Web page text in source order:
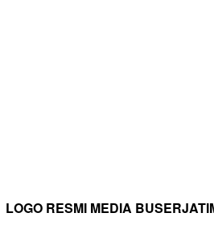
LOGO RESMI MEDIA